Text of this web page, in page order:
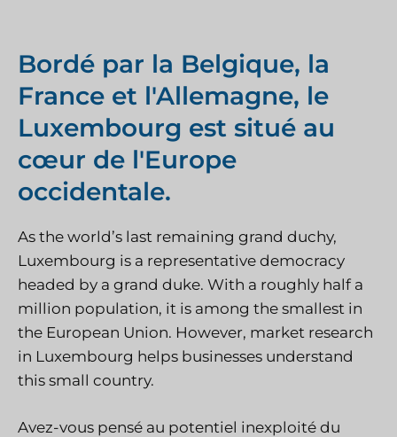
Bordé par la Belgique, la
France et l'Allemagne, le
Luxembourg est situé au
cœur de l'Europe
occidentale.
As the world’s last remaining grand duchy,
Luxembourg is a representative democracy
headed by a grand duke. With a roughly half a
million population, it is among the smallest in
the European Union. However, market research
in Luxembourg helps businesses understand
this small country.
Avez-vous pensé au potentiel inexploité du